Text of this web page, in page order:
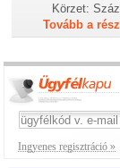
Körzet:
Tovább a
Ingyenes regisztráció »